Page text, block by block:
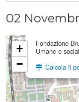
02
Fondazione
Umane e
Calcola il
+
−